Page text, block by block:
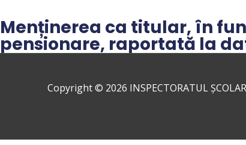
to
content
Menținerea ca titular, în
pensionare, raportată la
Copyright © 2026 INSPECTORATUL